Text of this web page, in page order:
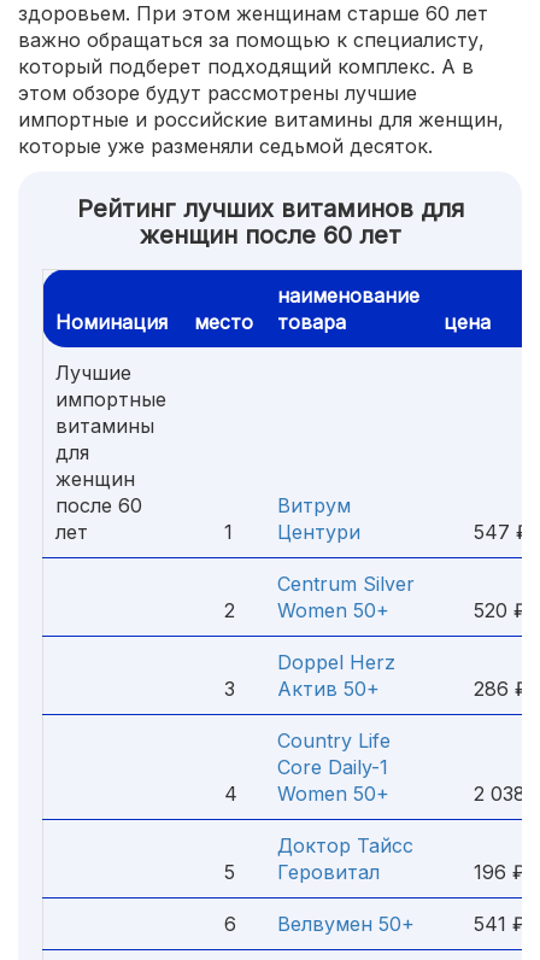
здоровьем. При этом женщинам старше 60 лет
важно обращаться за помощью к специалисту,
который подберет подходящий комплекс. А в
этом обзоре будут рассмотрены лучшие
импортные и российские витамины для женщин,
которые уже разменяли седьмой десяток.
Рейтинг лучших витаминов для
женщин после 60 лет
Номинация место
наименование
товара
цена
Лучшие
импортные
витамины
для
женщин
после 60
лет
1
Витрум
Центури
547 ₽
2
Centrum Silver
Women 50+
520 ₽
3
Doppel Herz
Актив 50+
286 ₽
4
Country Life
Core Daily-1
Women 50+
2 038
5
Доктор Тайсс
Геровитал
196 ₽
6 Велвумен 50+ 541 ₽